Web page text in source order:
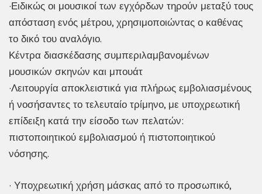
·Ειδικώς οι μουσικοί των εγχόρδων τηρούν μεταξύ τους
απόσταση ενός μέτρου, χρησιμοποιώντας ο καθένας
το δικό του αναλόγιο.
Κέντρα διασκέδασης συμπεριλαμβανομένων
μουσικών σκηνών και μπουάτ
·Λειτουργία αποκλειστικά για πλήρως εμβολιασμένους
ή νοσήσαντες το τελευταίο τρίμηνο, με υποχρεωτική
επίδειξη κατά την είσοδο των πελατών:
πιστοποιητικού εμβολιασμού ή πιστοποιητικού
νόσησης.
· Υποχρεωτική χρήση μάσκας από το προσωπικό,